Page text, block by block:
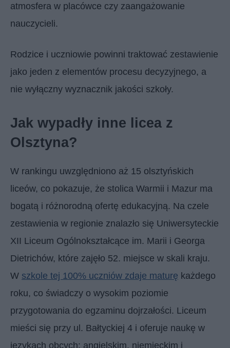
atmosfera w placówce czy zaangażowanie
nauczycieli.
Rodzice i uczniowie powinni traktować zestawienie
jako jeden z elementów procesu decyzyjnego, a
nie wyłączny wyznacznik jakości szkoły.
Jak wypadły inne licea z
Olsztyna?
W rankingu uwzględniono aż 15 olsztyńskich
liceów, co pokazuje, że stolica Warmii i Mazur ma
bogatą i różnorodną ofertę edukacyjną. Na czele
zestawienia w regionie znalazło się Uniwersyteckie
XII Liceum Ogólnokształcące im. Marii i Georga
Dietrichów, które zajęło 52. miejsce w skali kraju.
W szkole tej 100% uczniów zdaje maturę każdego
roku, co świadczy o wysokim poziomie
przygotowania do egzaminu dojrzałości. Liceum
mieści się przy ul. Bałtyckiej 4 i oferuje naukę w
językach obcych: angielskim, niemieckim i